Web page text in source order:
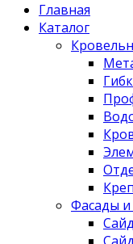
Главная
Каталог
Фасады